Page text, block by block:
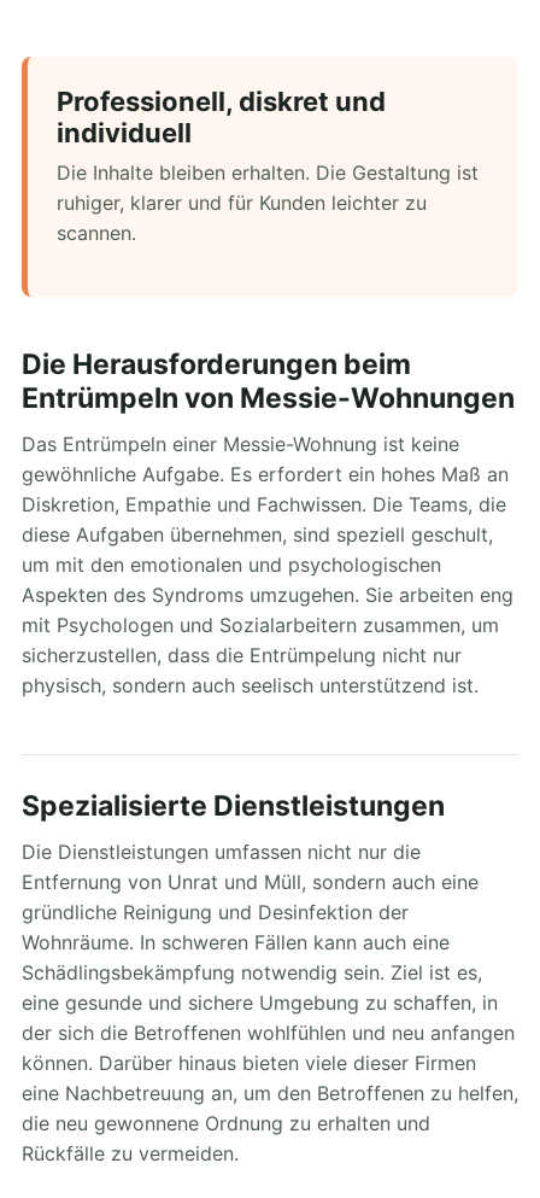
Professionell, diskret und
individuell
Die Inhalte bleiben erhalten. Die Gestaltung ist
ruhiger, klarer und für Kunden leichter zu
scannen.
Die Herausforderungen beim
Entrümpeln von Messie-Wohnungen
Das Entrümpeln einer Messie-Wohnung ist keine
gewöhnliche Aufgabe. Es erfordert ein hohes Maß an
Diskretion, Empathie und Fachwissen. Die Teams, die
diese Aufgaben übernehmen, sind speziell geschult,
um mit den emotionalen und psychologischen
Aspekten des Syndroms umzugehen. Sie arbeiten eng
mit Psychologen und Sozialarbeitern zusammen, um
sicherzustellen, dass die Entrümpelung nicht nur
physisch, sondern auch seelisch unterstützend ist.
Spezialisierte Dienstleistungen
Die Dienstleistungen umfassen nicht nur die
Entfernung von Unrat und Müll, sondern auch eine
gründliche Reinigung und Desinfektion der
Wohnräume. In schweren Fällen kann auch eine
Schädlingsbekämpfung notwendig sein. Ziel ist es,
eine gesunde und sichere Umgebung zu schaffen, in
der sich die Betroffenen wohlfühlen und neu anfangen
können. Darüber hinaus bieten viele dieser Firmen
eine Nachbetreuung an, um den Betroffenen zu helfen,
die neu gewonnene Ordnung zu erhalten und
Rückfälle zu vermeiden.